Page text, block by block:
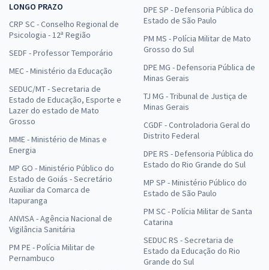
LONGO PRAZO
CRP SC - Conselho Regional de
Psicologia - 12ª Região
SEDF - Professor Temporário
MEC - Ministério da Educação
SEDUC/MT - Secretaria de
Estado de Educação, Esporte e
Lazer do estado de Mato
Grosso
MME - Ministério de Minas e
Energia
MP GO - Ministério Público do
Estado de Goiás - Secretário
Auxiliar da Comarca de
Itapuranga
ANVISA - Agência Nacional de
Vigilância Sanitária
PM PE - Polícia Militar de
Pernambuco
DPE SP - Defensoria Pública do
Estado de São Paulo
PM MS - Polícia Militar de Mato
Grosso do Sul
DPE MG - Defensoria Pública de
Minas Gerais
TJ MG - Tribunal de Justiça de
Minas Gerais
CGDF - Controladoria Geral do
Distrito Federal
DPE RS - Defensoria Pública do
Estado do Rio Grande do Sul
MP SP - Ministério Público do
Estado de São Paulo
PM SC - Polícia Militar de Santa
Catarina
SEDUC RS - Secretaria de
Estado da Educação do Rio
Grande do Sul